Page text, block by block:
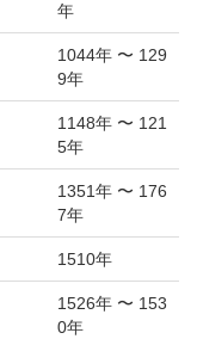
年
1044年 〜 129
9年
1148年 〜 121
5年
1351年 〜 176
7年
1510年
1526年 〜 153
0年